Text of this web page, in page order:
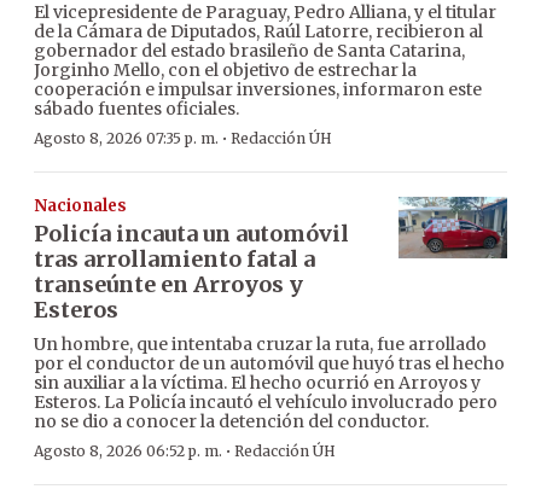
El vicepresidente de Paraguay, Pedro Alliana, y el titular
de la Cámara de Diputados, Raúl Latorre, recibieron al
gobernador del estado brasileño de Santa Catarina,
Jorginho Mello, con el objetivo de estrechar la
cooperación e impulsar inversiones, informaron este
sábado fuentes oficiales.
Agosto 8, 2026 07:35 p. m. · Redacción ÚH
Nacionales
Policía incauta un automóvil
tras arrollamiento fatal a
transeúnte en Arroyos y
Esteros
Un hombre, que intentaba cruzar la ruta, fue arrollado
por el conductor de un automóvil que huyó tras el hecho
sin auxiliar a la víctima. El hecho ocurrió en Arroyos y
Esteros. La Policía incautó el vehículo involucrado pero
no se dio a conocer la detención del conductor.
Agosto 8, 2026 06:52 p. m. · Redacción ÚH